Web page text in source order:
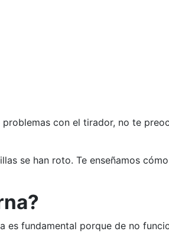
con el tirador, no te
se han roto. Te enseñamos
fundamental porque de no